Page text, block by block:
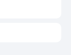
五款精品数字